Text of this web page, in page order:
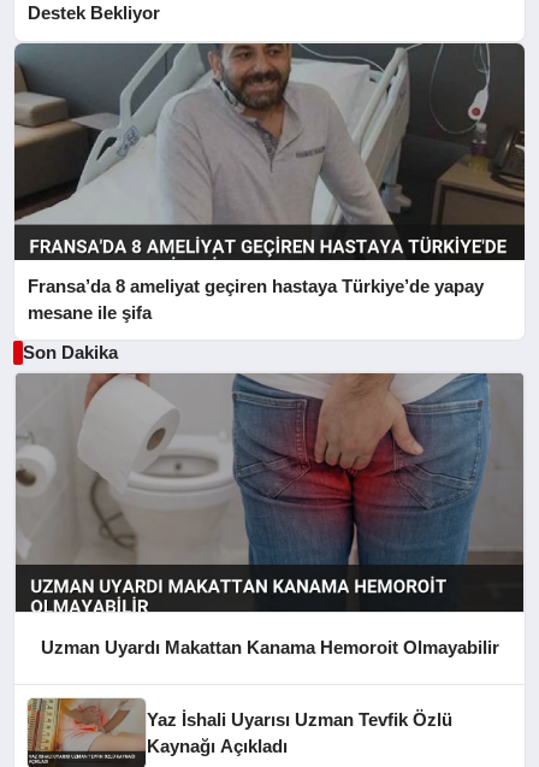
Destek Bekliyor
Fransa’da 8 ameliyat geçiren hastaya Türkiye’de yapay
mesane ile şifa
Son Dakika
Uzman Uyardı Makattan Kanama Hemoroit Olmayabilir
Yaz İshali Uyarısı Uzman Tevfik Özlü
Kaynağı Açıkladı